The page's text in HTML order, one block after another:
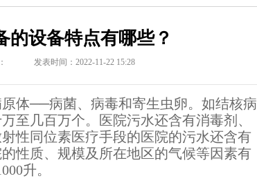
的设备特点有哪些？
发表时间：2022-11-22 15:28
体──病菌、病毒和寄生虫卵。如结核病
至几百万个。医院污水还含有消毒剂、
性同位素医疗手段的医院的污水还含有
性质、规模及所在地区的气候等因素有
升。